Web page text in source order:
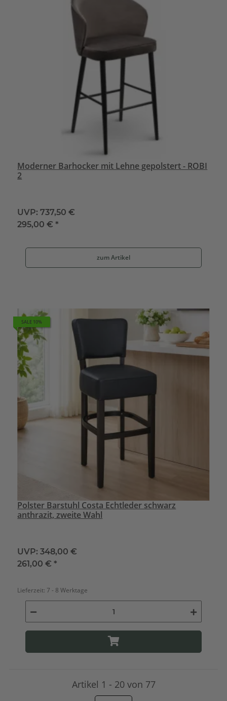
Moderner Barhocker mit Lehne gepolstert - ROBI
2
UVP: 737,50 €
295,00 €*
zum Artikel
SALE 10%
Polster Barstuhl Costa Echtleder schwarz
anthrazit, zweite Wahl
UVP: 348,00 €
261,00 €*
Lieferzeit:7 - 8 Werktage
Artikel 1 - 20 von 77